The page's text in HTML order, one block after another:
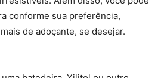
conforme sua preferência,
de adoçante, se desejar.